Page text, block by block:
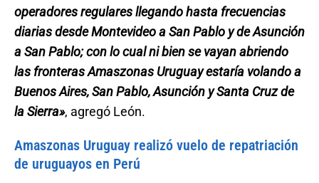
operadores regulares llegando hasta frecuencias
diarias desde Montevideo a San Pablo y de Asunción
a San Pablo; con lo cual ni bien se vayan abriendo
las fronteras Amaszonas Uruguay estaría volando a
Buenos Aires, San Pablo, Asunción y Santa Cruz de
la Sierra», agregó León.
Amaszonas Uruguay realizó vuelo de repatriación
de uruguayos en Perú